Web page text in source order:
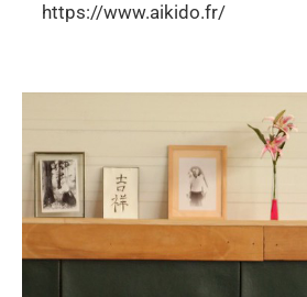
https://www.aikido.fr/